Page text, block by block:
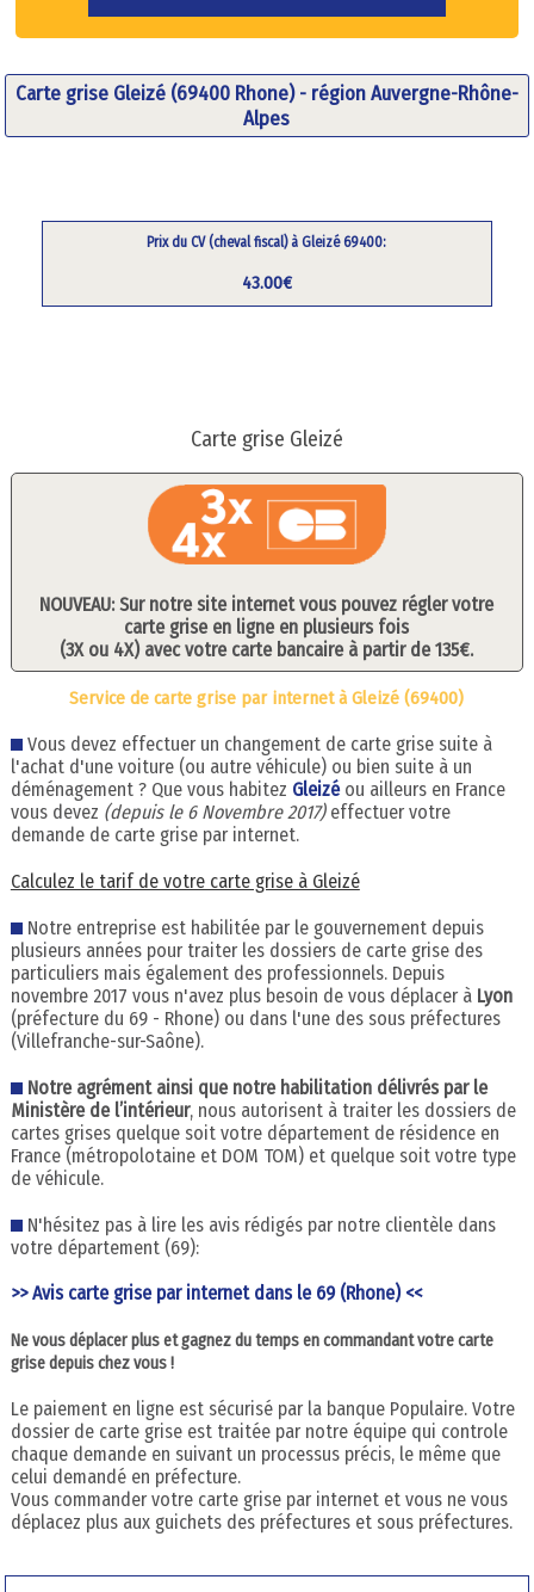
Carte grise Gleizé (69400 Rhone) - région Auvergne-Rhône-
Alpes
Prix du CV (cheval fiscal) à Gleizé 69400:
43.00€
Carte grise Gleizé
NOUVEAU: Sur notre site internet vous pouvez régler votre
carte grise en ligne en plusieurs fois
(3X ou 4X) avec votre carte bancaire à partir de 135€.
Service de carte grise par internet à Gleizé (69400)
Vous devez effectuer un changement de carte grise suite à
l'achat d'une voiture (ou autre véhicule) ou bien suite à un
déménagement ? Que vous habitez Gleizé ou ailleurs en France
vous devez (depuis le 6 Novembre 2017)effectuer votre
demande de carte grise par internet.
Calculez le tarif de votre carte grise à Gleizé
Notre entreprise est habilitée par le gouvernement depuis
plusieurs années pour traiter les dossiers de carte grise des
particuliers mais également des professionnels. Depuis
novembre 2017 vous n'avez plus besoin de vous déplacer à Lyon
(préfecture du 69 - Rhone) ou dans l'une des sous préfectures
(Villefranche-sur-Saône).
Notre agrément ainsi que notre habilitation délivrés par le
Ministère de l’intérieur, nous autorisent à traiter les dossiers de
cartes grises quelque soit votre département de résidence en
France (métropolotaine et DOM TOM) et quelque soit votre type
de véhicule.
N'hésitez pas à lire les avis rédigés par notre clientèle dans
votre département (69):
>> Avis carte grise par internet dans le 69 (Rhone) <<
Ne vous déplacer plus et gagnez du temps en commandant votre carte
grise depuis chez vous !
Le paiement en ligne est sécurisé par la banque Populaire. Votre
dossier de carte grise est traitée par notre équipe qui controle
chaque demande en suivant un processus précis, le même que
celui demandé en préfecture.
Vous commander votre carte grise par internet et vous ne vous
déplacez plus aux guichets des préfectures et sous préfectures.